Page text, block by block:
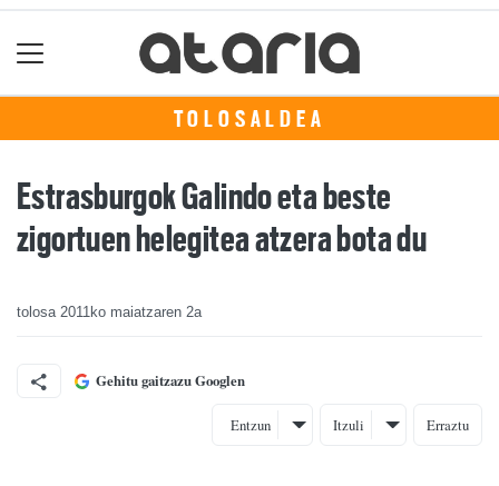
TOLOSALDEA
Estrasburgok Galindo eta beste
zigortuen helegitea atzera bota du
tolosa 2011ko maiatzaren 2a
Gehitu gaitzazu Googlen
Entzun Itzuli Erraztu